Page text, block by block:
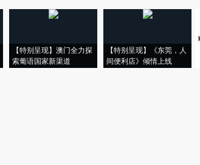
【特别呈现】澳门全力探
索葡语国家新渠道
【特别呈现】《东莞，人
间便利店》倾情上线